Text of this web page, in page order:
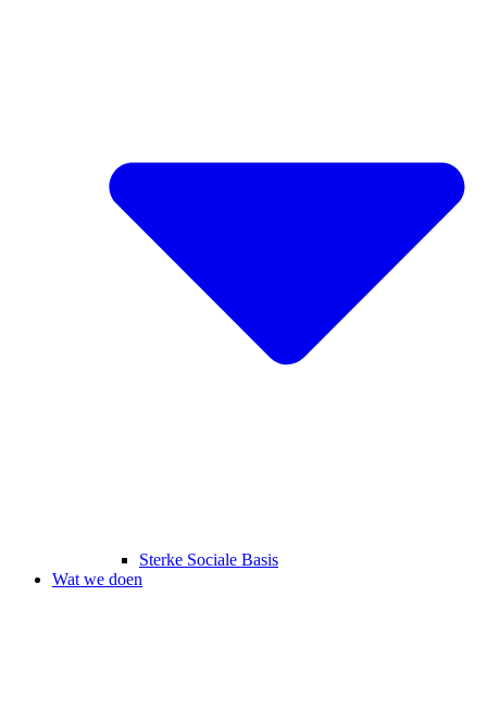
Sterke Sociale Basis
Wat we doen